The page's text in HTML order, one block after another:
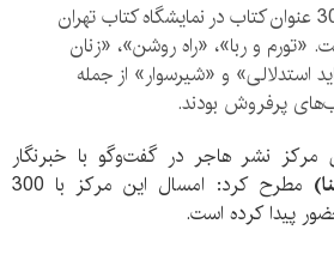
مرکز نشر هاجر با 300 عنوان کتاب در نمایشگاه کتاب تهران
«تورم و ربا»، «راه روشن»، «زنان
استدلالی» و «شیرسوار» از جمله
پرفروش بودند.
مرکز نشر هاجر در گفت‌وگو با خبرنگار
مطرح کرد: امسال این مرکز با 300
پیدا کرده است.